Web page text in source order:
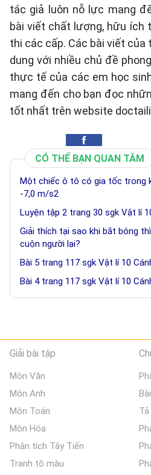
tác giả luôn nỗ lực mang
bài viết chất lượng, hữu ích
thi các cấp. Các bài viết của
dung với nhiều chủ đề
thực tế của các em học
mang đến cho bạn đọc
tốt nhất trên website
CÓ THỂ BẠN QUAN TÂM
Một chiếc ô tô có gia tốc trong
-7,0 m/s2
Luyện tập 2 trang 30 sgk Vật lí
Giải thích tại sao khi bắt bóng
cuộn người lại?
Bài 5 trang 117 sgk Vật lí 10
Bài 4 trang 117 sgk Vật lí 10
Giải bài tập
Môn Văn
Môn Anh
Môn Toán
Môn Hóa
Phân tích Tây Tiến
Tranh tô màu